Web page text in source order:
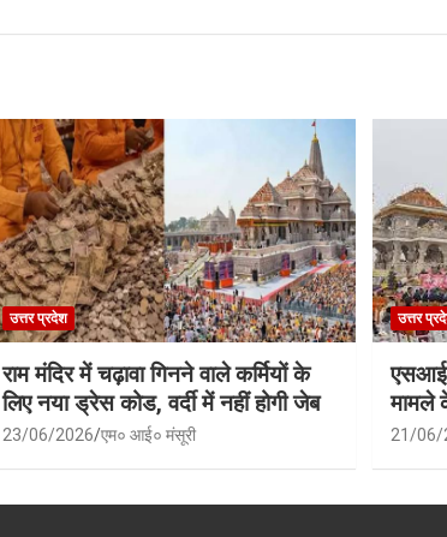
उत्तर प्रदेश
राम मंदिर में चढ़ावा गिनने वाले कर्मियों के
लिए नया ड्रेस कोड, वर्दी में नहीं होगी जेब
23/06/2026 एम० आई० मंसूरी
उत्तर
मामले
21/06/